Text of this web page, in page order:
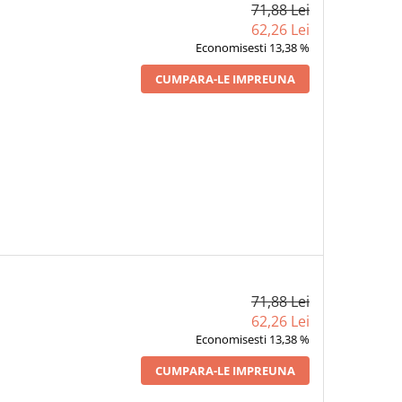
71,88 Lei
62,26 Lei
Economisesti 13,38 %
CUMPARA-LE IMPREUNA
71,88 Lei
62,26 Lei
Economisesti 13,38 %
CUMPARA-LE IMPREUNA